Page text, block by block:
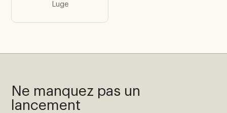
Luge
Ne manquez pas un
lancement